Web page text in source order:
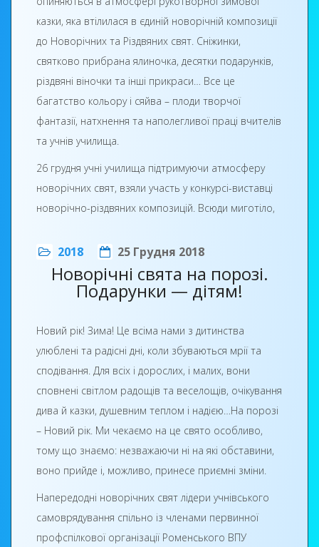
ошатно прикрашена ялинка виблискувала
яскравими кульками, гірлянди мерехтіли
різнокольоровими вогниками.
Без всесвітньо відомого доброго дідуся-чарівника
ранок, звичайно ж, неможливий. Наше новорічне
свято не обійшлося без Діда Мороза та інших
веселих героїв: Клоуна, Ведмедика, баби Яги та
Жаби. Малюки заздалегідь готували виступи для
старого, за що отримували прємні сюрпризи. Дід із
великим задоволенням грав із малечою в
хороводи. Це дозволило зробити особливо
веселим і яскравим новорічне свято для малечі.
Крім Діда Мороза, на святі обов`язково був
Снігуронька! Для неї також співали веселі пісеньки й
розповідали віршики. Вона допомагала дідусеві
гідно оцінити заслуги малюків, всі добрі справи,
здійснені ними за минулий рік.
Цікавий сценарій, музичний супровід, казкові гості
та солодкі подарунки створили святкову
атмосферу, забезпечили святковий настрій та
залишили чудові враження дітям та батькам.
казки, яка втілилася в єдиній новорічній композиції
до Новорічних та Різдвяних свят. Сніжинки,
святково прибрана ялиночка, десятки подарунків,
різдвяні віночки та інші прикраси… Все це
багатство кольору і сяйва – плоди творчої
фантазії, натхнення та наполегливої праці вчителів
та учнів училища.
26 грудня учні училища підтримуючи атмосферу
новорічних свят, взяли участь у конкурсі-виставці
новорічно-різдвяних композицій. Всюди миготіло,
розмаїття новорічних прикрас. Було представлено
безліч композицій, створених руками юних
майстрів. Відвідувачі виставки на деякий час
уявою та фантазіями молоді. Назви композицій
говорять самі за себе: «Зимова казка», «Новорічна
фантазія», «Різдвяний віночок», «Новорічна
красуня», «Веселий сніговик» та ін.
Роботи, представлені на виставці зроблені з
різноманітних матеріалів, приваблювали
відвідувачів оригінальністю та красою. Погляд
відвідувачів не міг не зупинитися на різдвяних
віночках та ялинках, підсвічниках, свічках, листівках,
ялинкових прикрасах та інших новорічних
виробах. Всього не перелічити. Яскравість та
2018 25 Грудня 2018
Новорічні свята на порозі.
Подарунки — дітям!
Новий рік! Зима! Це всіма нами з дитинства
улюблені та радісні дні, коли збуваються мрії та
сподівання. Для всіх і дорослих, і малих, вони
сповнені світлом радощів та веселощів, очікування
дива й казки, душевним теплом і надією…На порозі
– Новий рік. Ми чекаємо на це свято особливо,
тому що знаємо: незважаючи ні на які обставини,
воно прийде і, можливо, принесе приємні зміни.
Напередодні новорічних свят лідери учнівського
самоврядування спільно із членами первинної
профспілкової організації Роменського ВПУ